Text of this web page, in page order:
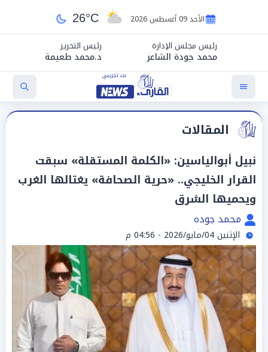
الأحد 09 أغسطس 2026 26°C
رئيس مجلس الإدارة
محمد جودة الشاعر
رئيس التحرير
د.محمد طعيمة
المقالات
نبيل أبوالياسين: «الكلمة المستقلة» سبقت
القرار الخليجي.. «حرية الصحافة» يغتالها الغرب
ويحميها الشرق
محمد جوده
الإثنين 04/مايو/2026 - 04:56 م